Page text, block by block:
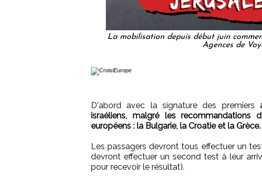
La mobilisation depuis début juin
Agences de
D'abord avec la signature des premiers
israéliens, malgré les recommandations
européens : la Bulgarie, la Croatie et la Grèce.
Les passagers devront tous effectuer un
devront effectuer un second test à leur
pour recevoir le résultat).